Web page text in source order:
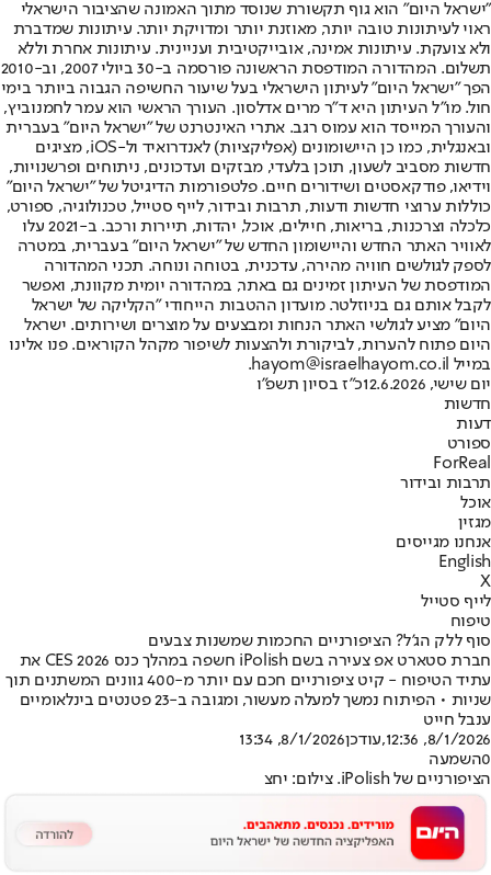
"ישראל היום" הוא גוף תקשורת שנוסד מתוך האמונה שהציבור הישראלי
ראוי לעיתונות טובה יותר, מאוזנת יותר ומדויקת יותר. עיתונות שמדברת
ולא צועקת. עיתונות אמינה, אובייקטיבית ועניינית. עיתונות אחרת וללא
תשלום. המהדורה המודפסת הראשונה פורסמה ב-30 ביולי 2007, וב-2010
הפך "ישראל היום" לעיתון הישראלי בעל שיעור החשיפה הגבוה ביותר בימי
חול. מו"ל העיתון היא ד"ר מרים אדלסון. העורך הראשי הוא עמר לחמנוביץ,
והעורך המייסד הוא עמוס רגב. אתרי האינטרנט של "ישראל היום" בעברית
ובאנגלית, כמו כן היישומונים (אפליקציות) לאנדרואיד ול-iOS, מציגים
חדשות מסביב לשעון, תוכן בלעדי, מבזקים ועדכונים, ניתוחים ופרשנויות,
וידיאו, פודקאסטים ושידורים חיים. פלטפורמות הדיגיטל של "ישראל היום"
כוללות ערוצי חדשות ודעות, תרבות ובידור, לייף סטייל, טכנולוגיה, ספורט,
כלכלה וצרכנות, בריאות, חיילים, אוכל, יהדות, תיירות ורכב. ב-2021 עלו
לאוויר האתר החדש והיישומון החדש של "ישראל היום" בעברית, במטרה
לספק לגולשים חוויה מהירה, עדכנית, בטוחה ונוחה. תכני המהדורה
המודפסת של העיתון זמינים גם באתר, במהדורה יומית מקוונת, ואפשר
לקבל אותם גם בניוזלטר. מועדון ההטבות הייחודי "הקליקה של ישראל
היום" מציע לגולשי האתר הנחות ומבצעים על מוצרים ושירותים. ישראל
היום פתוח להערות, לביקורת ולהצעות לשיפור מקהל הקוראים. פנו אלינו
במייל hayom@israelhayom.co.il.
יום שישי, 12.6.2026
כ"ז בסיון תשפ"ו
חדשות
דעות
ספורט
ForReal
תרבות ובידור
אוכל
מגזין
אנחנו מגייסים
English
X
לייף סטייל
טיפוח
סוף ללק הג'ל? הציפורניים החכמות שמשנות צבעים
חברת סטארט אפ צעירה בשם iPolish חשפה במהלך כנס CES 2026 את
עתיד הטיפוח - קיט ציפורניים חכם עם יותר מ-400 גוונים המשתנים תוך
שניות • הפיתוח נמשך למעלה מעשור, ומגובה ב-23 פטנטים בינלאומיים
ענבל חייט
8/1/2026, 12:36
,עודכן8/1/2026, 13:34
0השמעה
הציפורניים של iPolish. צילום: יחצ